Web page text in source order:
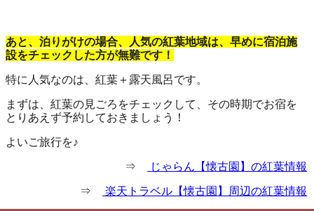
あと、泊りがけの場合、人気の紅葉地域は、早めに宿泊施
設をチェックした方が無難です！
特に人気なのは、紅葉＋露天風呂です。
まずは、紅葉の見ごろをチェックして、その時期でお宿を
とりあえず予約しておきましょう！
よいご旅行を♪
⇒ じゃらん【懐古園】の紅葉情報
⇒ 楽天トラベル【懐古園】周辺の紅葉情報